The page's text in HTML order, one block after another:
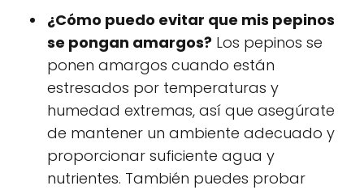
¿Cómo puedo evitar que mis pepinos
se pongan amargos? Los pepinos se
ponen amargos cuando están
estresados por temperaturas y
humedad extremas, así que asegúrate
de mantener un ambiente adecuado y
proporcionar suficiente agua y
nutrientes. También puedes probar